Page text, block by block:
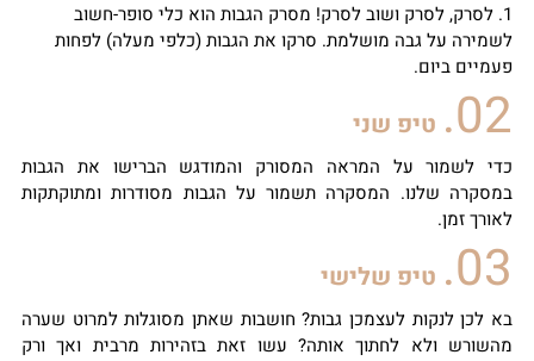
1. לסרק, לסרק ושוב לסרק! מסרק הגבות הוא כלי סופר-חשוב
לשמירה על גבה מושלמת. סרקו את הגבות (כלפי מעלה) לפחות
פעמיים ביום.
02. טיפ שני
כדי לשמור על המראה המסורק והמודגש הברישו את הגבות
במסקרה שלנו. המסקרה תשמור על הגבות מסודרות ומתוקתקות
לאורך זמן.
03. טיפ שלישי
בא לכן לנקות לעצמכן גבות? חושבות שאתן מסוגלות למרוט שערה
מהשורש ולא לחתוך אותה? עשו זאת בזהירות מרבית ואך ורק